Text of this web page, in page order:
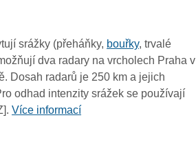
03:20
03:10
03:00
02:50
srážky (přeháňky, bouřky, trvalé
dva radary na vrcholech Praha v
Dosah radarů je 250 km a jejich
odhad intenzity srážek se používají
Více informací